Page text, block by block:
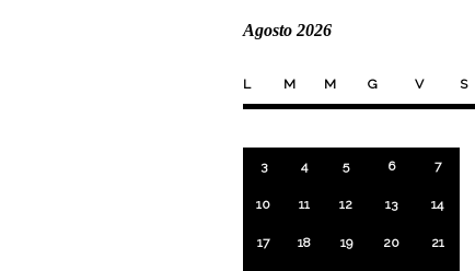
Agosto 2026
L M M G V S
3 4 5 6 7
10 11 12 13 14
17 18 19 20 21